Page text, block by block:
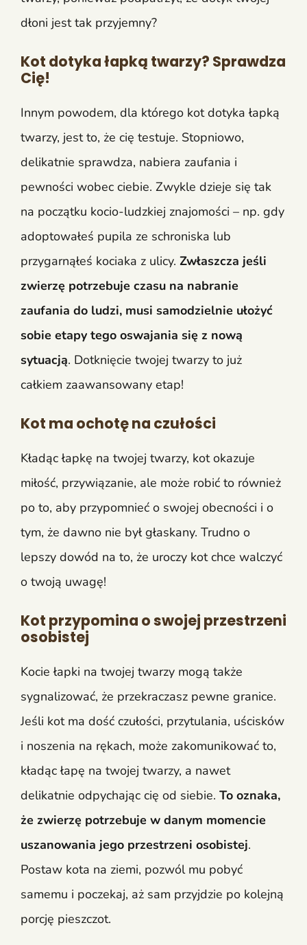
dłoni jest tak przyjemny?
Kot dotyka łapką twarzy? Sprawdza
Cię!
Innym powodem, dla którego kot dotyka łapką
twarzy, jest to, że cię testuje. Stopniowo,
delikatnie sprawdza, nabiera zaufania i
pewności wobec ciebie. Zwykle dzieje się tak
na początku kocio-ludzkiej znajomości – np. gdy
adoptowałeś pupila ze schroniska lub
przygarnąłeś kociaka z ulicy. Zwłaszcza jeśli
zwierzę potrzebuje czasu na nabranie
zaufania do ludzi, musi samodzielnie ułożyć
sobie etapy tego oswajania się z nową
sytuacją. Dotknięcie twojej twarzy to już
całkiem zaawansowany etap!
Kot ma ochotę na czułości
Kładąc łapkę na twojej twarzy, kot okazuje
miłość, przywiązanie, ale może robić to również
po to, aby przypomnieć o swojej obecności i o
tym, że dawno nie był głaskany. Trudno o
lepszy dowód na to, że uroczy kot chce walczyć
o twoją uwagę!
Kot przypomina o swojej przestrzeni
osobistej
Kocie łapki na twojej twarzy mogą także
sygnalizować, że przekraczasz pewne granice.
Jeśli kot ma dość czułości, przytulania, uścisków
i noszenia na rękach, może zakomunikować to,
kładąc łapę na twojej twarzy, a nawet
delikatnie odpychając cię od siebie. To oznaka,
że zwierzę potrzebuje w danym momencie
uszanowania jego przestrzeni osobistej.
Postaw kota na ziemi, pozwól mu pobyć
samemu i poczekaj, aż sam przyjdzie po kolejną
porcję pieszczot.